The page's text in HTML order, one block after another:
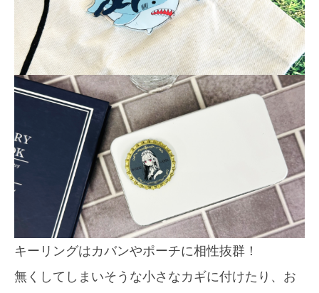
キーリングはカバンやポーチに相性抜群！
無くしてしまいそうな小さなカギに付けたり、お